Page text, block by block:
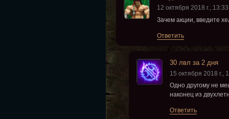
12 октября 2018 г., 13:33
Зачем акции, введите
Ответить
30 лвл за 2 дня
15 октября 2018 г.,
Одно другому не
наконец из
Ответить